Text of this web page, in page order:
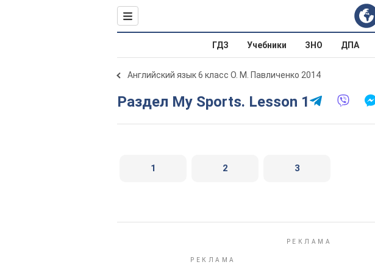
ГДЗ Учебники ЗНО ДПА
Английский язык 6 класс О. М. Павличенко 2014
Раздел My Sports. Lesson 1
1 2 3